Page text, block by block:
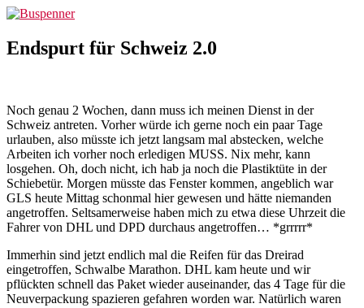
Zum
springen
Endspurt für Schweiz 2.0
Noch genau 2 Wochen, dann muss ich meinen Dienst in der
Schweiz antreten. Vorher würde ich gerne noch ein paar Tage
urlauben, also müsste ich jetzt langsam mal abstecken, welche
Arbeiten ich vorher noch erledigen MUSS. Nix mehr, kann
losgehen. Oh, doch nicht, ich hab ja noch die Plastiktüte in der
Schiebetür. Morgen müsste das Fenster kommen, angeblich war
GLS heute Mittag schonmal hier gewesen und hätte niemanden
angetroffen. Seltsamerweise haben mich zu etwa diese Uhrzeit die
Fahrer von DHL und DPD durchaus angetroffen… *grrrrr*
Immerhin sind jetzt endlich mal die Reifen für das Dreirad
eingetroffen, Schwalbe Marathon. DHL kam heute und wir
pflückten schnell das Paket wieder auseinander, das 4 Tage für die
Neuverpackung spazieren gefahren worden war. Natürlich waren